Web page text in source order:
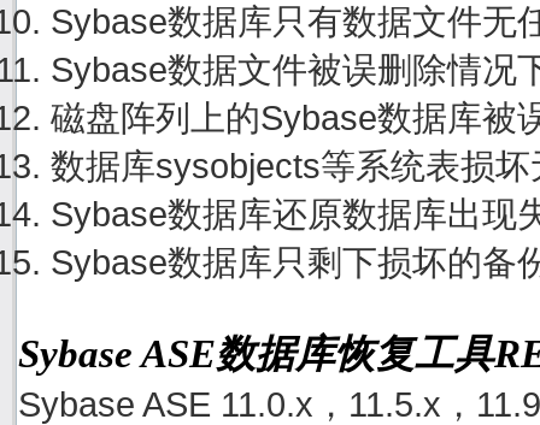
Sybase数据库只有数据文件无
Sybase数据文件被误删除情况
磁盘阵列上的Sybase数据库被
数据库sysobjects等系统表损
Sybase数据库还原数据库出现
Sybase数据库只剩下损坏的备
Sybase ASE数据库恢复工具
Sybase ASE 11.0.x，11.5.x，